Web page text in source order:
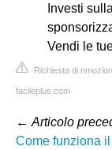
Investi
Vendi le
Richiesta di
facileplus.com
← Articolo
Come funziona